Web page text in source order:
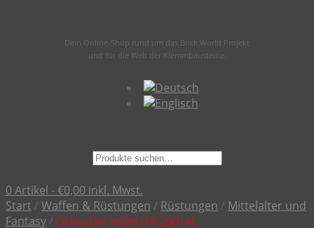
Dein Online-Shop rund um das Brick World Projekt
und für die Welt der Klemmbausteine.
Suche
0 Artikel -€0,00 inkl. Mwst.
Start / Waffen & Rüstungen / Rüstungen / Mittelalter und
Fantasy / Orkischer Helm (MF20014)